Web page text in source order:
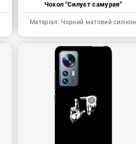
Чохол "Силуєт самурая"
Матеріал: Чорний матовий силікон